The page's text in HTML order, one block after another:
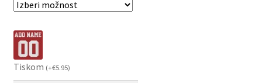
Tiskom (+€5.95)